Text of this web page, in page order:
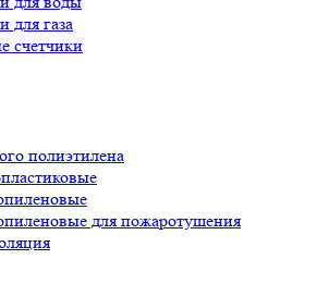
для газа
счетчики
полиэтилена
для пожаротушения